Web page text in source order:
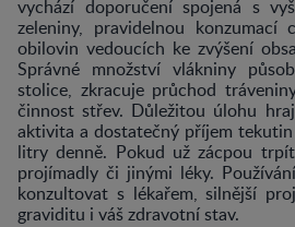
vychází doporučení spojená s
zeleniny, pravidelnou konzumací
obilovin vedoucích ke zvýšení
Správné množství vlákniny
stolice, zkracuje průchod
činnost střev. Důležitou úlohu
aktivita a dostatečný příjem
litry denně. Pokud už zácpou
projímadly či jinými léky.
konzultovat s lékařem, silnější
graviditu i váš zdravotní stav.